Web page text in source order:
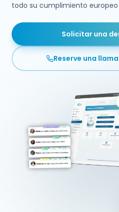
todo su cumplimiento
Solicitar una
Reserve una